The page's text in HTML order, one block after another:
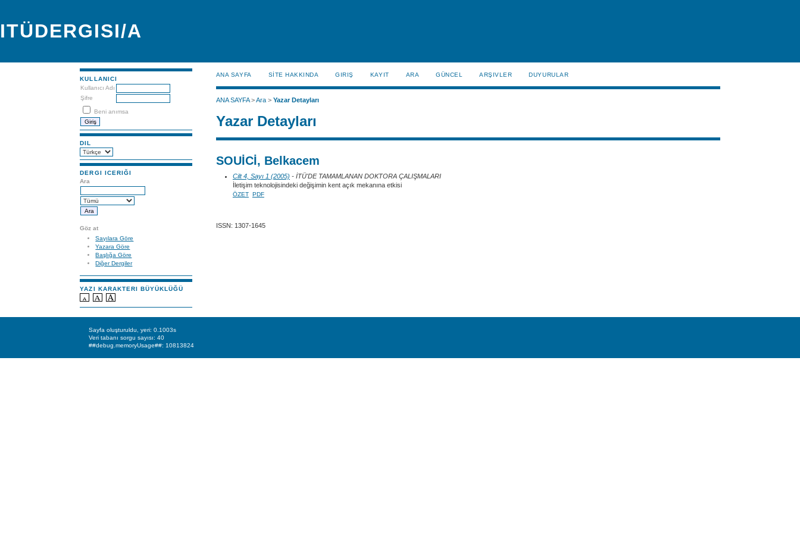
ITÜDERGISI/A
KULLANICI
Kullanıcı Adı
Şifre
Beni anımsa
DIL
DERGI ICERIĞI
Ara
Göz at
Sayılara Göre
Yazara Göre
Başlığa Göre
Diğer Dergiler
YAZI KARAKTERI BÜYÜKLÜĞÜ
ANA SAYFA SİTE HAKKINDA GIRIŞ KAYIT ARA GÜNCEL ARŞIVLER DUYURULAR
ANA SAYFA>Ara> Yazar Detayları
Yazar Detayları
SOUİCİ, Belkacem
Cilt 4, Sayı 1 (2005) - İTÜ'DE TAMAMLANAN DOKTORA ÇALIŞMALARI
İletişim teknolojisindeki değişimin kent açık mekanına etkisi
ÖZET PDF
ISSN: 1307-1645
Sayfa oluşturuldu, yeri: 0.1003s
Veri tabanı sorgu sayısı: 40
##debug.memoryUsage##: 10813824